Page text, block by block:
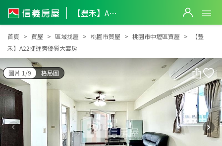
【豐禾】A22捷運旁優質大套房
【豐禾】A22捷運旁優質大套房
首頁 買屋 區域找屋 桃園市買屋 桃園市中壢區買屋
【豐
禾】A22捷運旁優質大套房
圖片 1/9 格局圖